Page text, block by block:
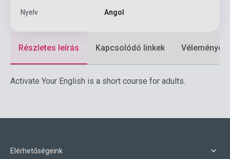
Nyelv Angol
Részletes leírás Kapcsolódó linkek Vélemények
Activate Your English is a short course for adults.
Elérhetőségeink